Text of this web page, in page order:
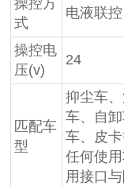
操控方
式
电液联控
操控电
压(v)
24
匹配车
型
抑尘车
车、自
车、皮
任何使
用接口